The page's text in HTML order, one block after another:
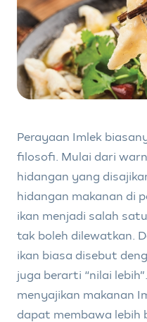
Perayaan Imlek
filosofi. Mulai dari
hidangan yang
hidangan makanan di
ikan menjadi salah
tak boleh dilewatkan.
ikan biasa disebut
juga berarti “nilai
menyajikan makanan
dapat membawa lebih